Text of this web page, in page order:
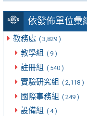
依發佈單位彙
教務處 ( 3,829 )
教學組 ( 9 )
註冊組 ( 540 )
實驗研究組 ( 2,118 )
國際事務組 ( 249 )
設備組 ( 4 )